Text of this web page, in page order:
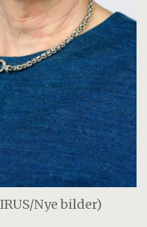
Nye bilder)